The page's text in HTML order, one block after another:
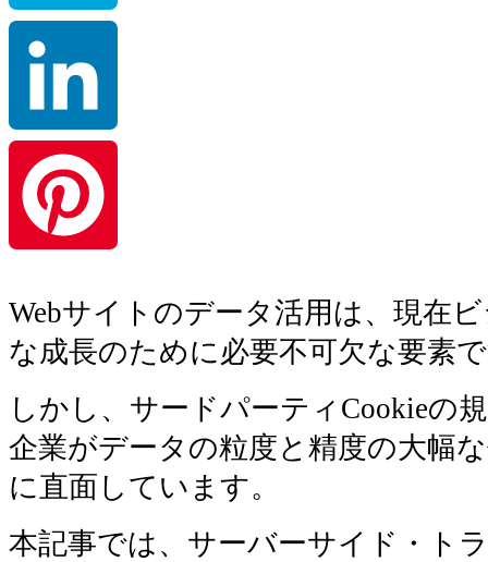
Hatena
LinkedIn
Webサイトのデータ活用は、現在
な成長のために必要不可欠な要素
しかし、サードパーティCookieの
企業がデータの粒度と精度の大幅
に直面しています。
本記事では、サーバーサイド・ト